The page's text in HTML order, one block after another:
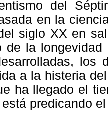
del
en la
siglo XX en
de la
los
a la histeria
ha llegado el
predicando